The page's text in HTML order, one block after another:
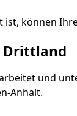
ist, können
Drittland
und
Anhalt.